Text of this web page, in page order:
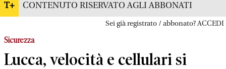
T+ CONTENUTO RISERVATO AGLI ABBONATI
Sei già registrato / abbonato? ACCEDI
Sicurezza
Lucca, velocità e cellulari si